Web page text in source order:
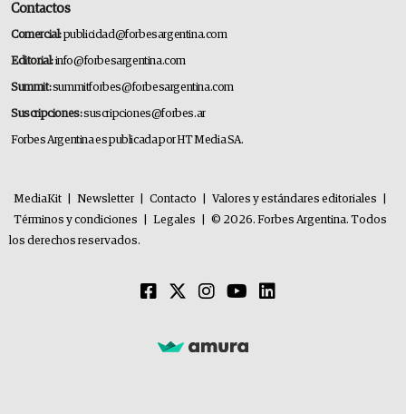
Contactos
Comercial:publicidad@forbesargentina.com
Editorial:info@forbesargentina.com
Summit:summitforbes@forbesargentina.com
Suscripciones:suscripciones@forbes.ar
Forbes Argentina es publicada por HT Media SA.
MediaKit Newsletter Contacto Valores y estándares editoriales
Términos y condiciones
Legales
© 2026. Forbes Argentina. Todos
los derechos reservados.